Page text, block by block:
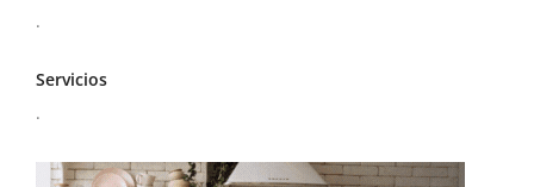
.
Servicios
.